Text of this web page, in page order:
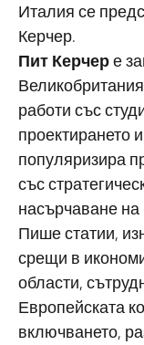
Италия се
Керчер.
Пит Керчере
работи със
проектирането
популяризира
със
насърчаване
Пише статии,
срещи в
области,
Европейската
включването,